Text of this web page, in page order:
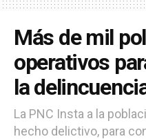
Más de mil
operativos
la
La PNC Insta a la
hecho delictivo, para